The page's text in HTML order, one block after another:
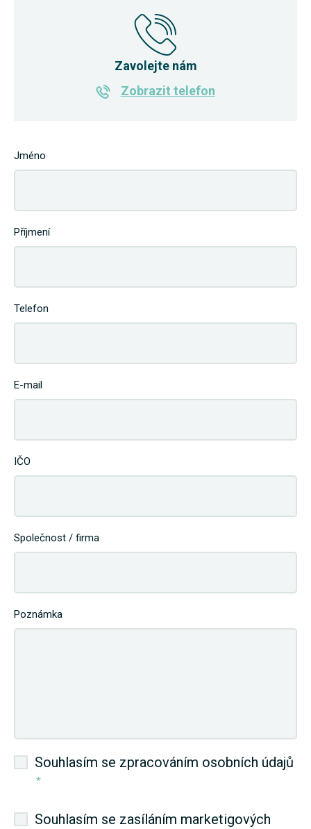
Zavolejte nám
Zobrazit telefon
Jméno
Příjmení
Telefon
E-mail
IČO
Společnost / firma
Poznámka
Souhlasím se zpracováním osobních údajů
*
Souhlasím se zasíláním marketigových